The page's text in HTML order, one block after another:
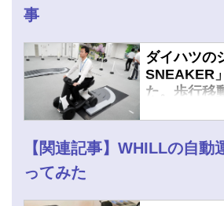
事
ダイハツの
SNEAKER
た。歩行移
らす、最
ビリティJP
【関連記事】WHILLの自動
ってみた